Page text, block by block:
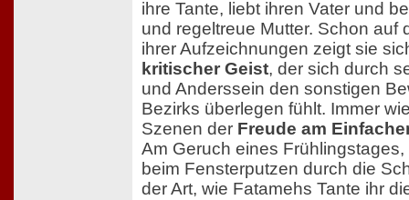
ihre Tante, liebt ihren Vater und
und regeltreue Mutter. Schon auf
ihrer Aufzeichnungen zeigt sie
kritischer Geist, der sich durch
und Anderssein den sonstigen
Bezirks überlegen fühlt. Immer
Szenen der Freude am
Am Geruch eines
beim Fensterputzen durch die
der Art, wie Fatamehs Tante ihr